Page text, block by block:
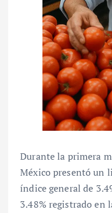
Durante la primera
México presentó un
índice general de
3.48% registrado en